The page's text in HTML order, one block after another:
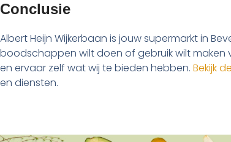
Conclusie
Albert Heijn Wijkerbaan is jouw supermarkt in
boodschappen wilt doen of gebruik wilt maken
en ervaar zelf wat wij te bieden hebben. Bekijk
en diensten.